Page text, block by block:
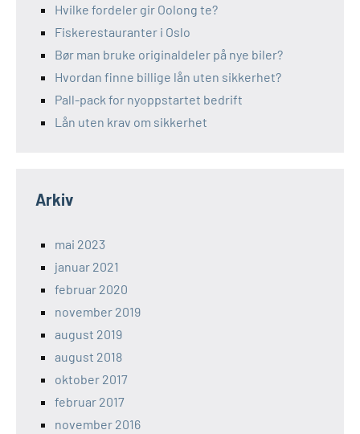
Hvilke fordeler gir Oolong te?
Fiskerestauranter i Oslo
Bør man bruke originaldeler på nye biler?
Hvordan finne billige lån uten sikkerhet?
Pall-pack for nyoppstartet bedrift
Lån uten krav om sikkerhet
Arkiv
mai 2023
januar 2021
februar 2020
november 2019
august 2019
august 2018
oktober 2017
februar 2017
november 2016